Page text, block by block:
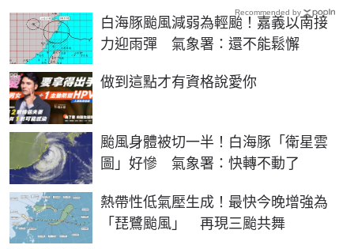
白海豚颱風減弱為輕颱！嘉義以南接
力迎雨彈 氣象署：還不能鬆懈
做到這點才有資格說愛你
PR
颱風身體被切一半！白海豚「衛星雲
圖」好慘 氣象署：快轉不動了
熱帶性低氣壓生成！最快今晚增強為
「琵鷺颱風」 再現三颱共舞
Recommended by